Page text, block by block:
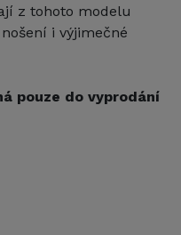
z tohoto modelu
i výjimečné
pouze do vyprodání